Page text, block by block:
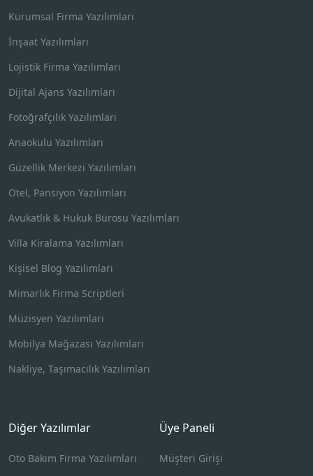
Kurumsal Firma Yazılımları
İnşaat Yazılımları
Lojistik Firma Yazılımları
Dijital Ajans Yazılımları
Fotoğrafçılık Yazılımları
Anaokulu Yazılımları
Güzellik Merkezi Yazılımları
Otel, Pansiyon Yazılımları
Avukatlık & Hukuk Bürosu Yazılımları
Villa Kiralama Yazılımları
Kişisel Blog Yazılımları
Mimarlık Firma Scriptleri
Müzisyen Yazılımları
Mobilya Mağazası Yazılımları
Nakliye, Taşımacılık Yazılımları
Diğer Yazılımlar
Oto Bakım Firma Yazılımları
Üye Paneli
Müşteri Girişi